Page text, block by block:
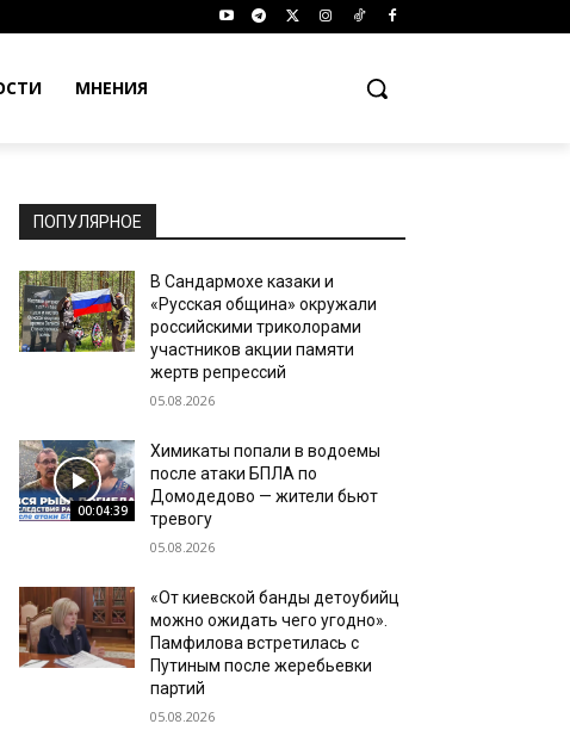
МНЕНИЯ
ПОПУЛЯРНОЕ
В Сандармохе казаки и
«Русская община» окружали
российскими триколорами
участников акции памяти
жертв репрессий
05.08.2026
00:04:39
Химикаты попали в водоемы
после атаки БПЛА по
Домодедово — жители бьют
тревогу
05.08.2026
«От киевской банды детоубийц
можно ожидать чего угодно».
Памфилова встретилась с
Путиным после жеребьевки
партий
05.08.2026